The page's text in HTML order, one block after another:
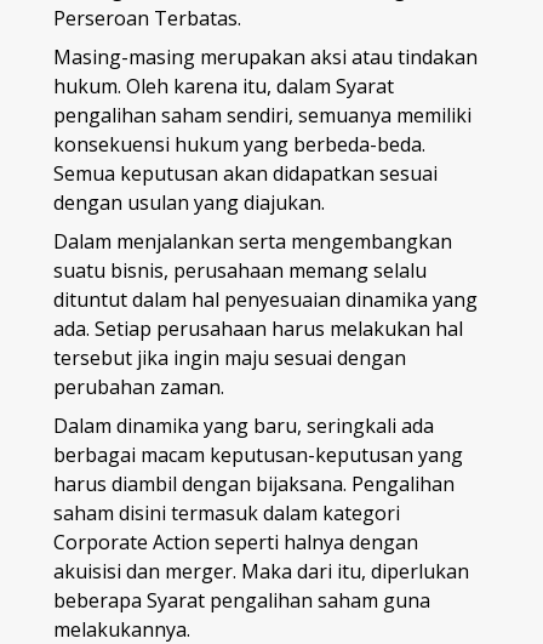
Perseroan Terbatas.
Masing-masing merupakan aksi atau tindakan
hukum. Oleh karena itu, dalam Syarat
pengalihan saham sendiri, semuanya memiliki
konsekuensi hukum yang berbeda-beda.
Semua keputusan akan didapatkan sesuai
dengan usulan yang diajukan.
Dalam menjalankan serta mengembangkan
suatu bisnis, perusahaan memang selalu
dituntut dalam hal penyesuaian dinamika yang
ada. Setiap perusahaan harus melakukan hal
tersebut jika ingin maju sesuai dengan
perubahan zaman.
Dalam dinamika yang baru, seringkali ada
berbagai macam keputusan-keputusan yang
harus diambil dengan bijaksana. Pengalihan
saham disini termasuk dalam kategori
Corporate Action seperti halnya dengan
akuisisi dan merger. Maka dari itu, diperlukan
beberapa Syarat pengalihan saham guna
melakukannya.